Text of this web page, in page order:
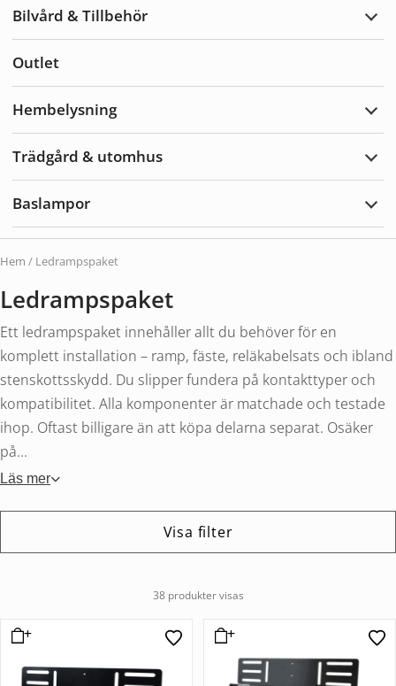
Bilvård & Tillbehör
Outlet
Hembelysning
Trädgård & utomhus
Baslampor
Hem / Ledrampspaket
Ledrampspaket
Ett ledrampspaket innehåller allt du behöver för en
komplett installation – ramp, fäste, reläkabelsats och ibland
stenskottsskydd. Du slipper fundera på kontakttyper och
kompatibilitet. Alla komponenter är matchade och testade
ihop. Oftast billigare än att köpa delarna separat. Osäker
på...
Läs mer
Visa filter
38 produkter visas